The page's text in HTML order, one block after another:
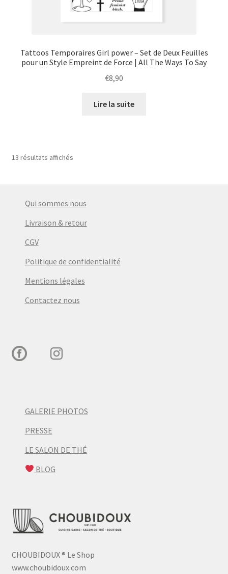
Tattoos Temporaires Girl power – Set de Deux Feuilles
pour un Style Empreint de Force | All The Ways To Say
€8,90
Lire la suite
13 résultats affichés
Qui sommes nous
Livraison & retour
CGV
Politique de confidentialité
Mentions légales
Contactez nous
GALERIE PHOTOS
PRESSE
LE SALON DE THÉ
BLOG
CHOUBIDOUX® Le Shop
www.choubidoux.com